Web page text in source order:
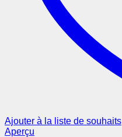
Ajouter à la liste de souhaits
Aperçu